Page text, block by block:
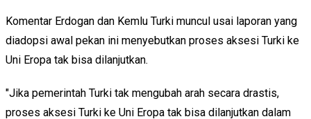
Komentar Erdogan dan Kemlu Turki muncul usai laporan yang
diadopsi awal pekan ini menyebutkan proses aksesi Turki ke
Uni Eropa tak bisa dilanjutkan.
"Jika pemerintah Turki tak mengubah arah secara drastis,
proses aksesi Turki ke Uni Eropa tak bisa dilanjutkan dalam